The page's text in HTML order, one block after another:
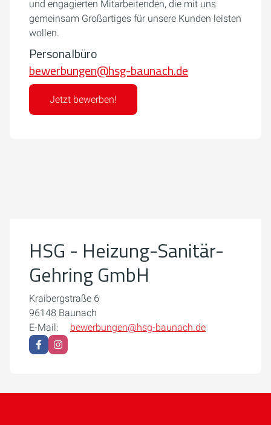
und engagierten Mitarbeitenden, die mit uns
gemeinsam Großartiges für unsere Kunden leisten
wollen.
Personalbüro
bewerbungen@hsg-baunach.de
Jetzt bewerben!
Cookie-Einstellungen öffnen
HSG - Heizung-Sanitär-
Gehring GmbH
Kraibergstraße 6
96148 Baunach
E-Mail:
bewerbungen@hsg-baunach.de